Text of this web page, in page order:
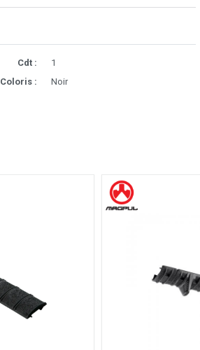
Cdt :
1
Coloris :
Noir